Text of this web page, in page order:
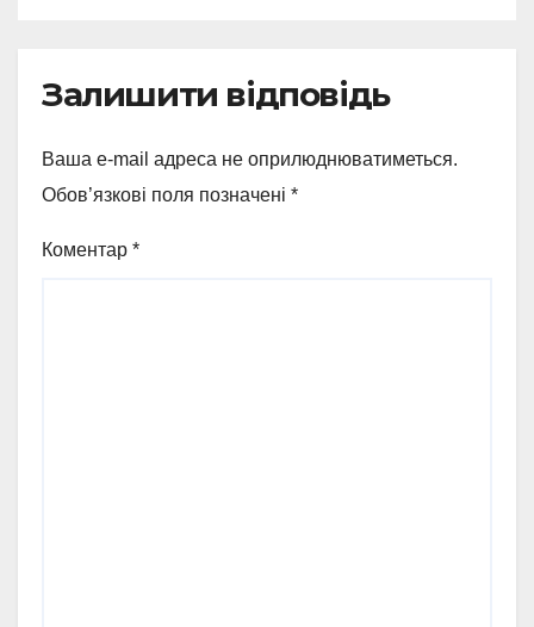
Залишити відповідь
Ваша e-mail адреса не оприлюднюватиметься.
Обов’язкові поля позначені *
Коментар *